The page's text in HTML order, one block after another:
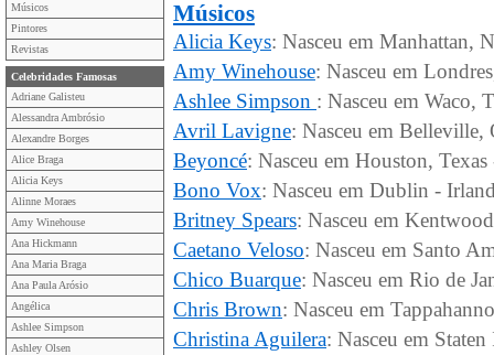
Músicos
Pintores
Revistas
Celebridades Famosas
Adriane Galisteu
Alessandra Ambrósio
Alexandre Borges
Alice Braga
Alicia Keys
Alinne Moraes
Amy Winehouse
Ana Hickmann
Ana Maria Braga
Ana Paula Arósio
Angélica
Ashlee Simpson
Ashley Olsen
Músicos
Alicia Keys: Nasceu em Manhattan,
Amy Winehouse: Nasceu em
Ashlee Simpson : Nasceu em Waco,
Avril Lavigne: Nasceu em
Beyoncé: Nasceu em Houston,
Bono Vox: Nasceu em Dublin -
Britney Spears: Nasceu em
Caetano Veloso: Nasceu em Santo
Chico Buarque: Nasceu em Rio de
Chris Brown: Nasceu em
Christina Aguilera: Nasceu em